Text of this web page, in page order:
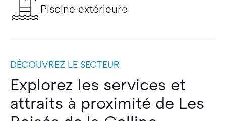
Piscine extérieure
DÉCOUVREZ LE SECTEUR
Explorez les services et
attraits à proximité de Les